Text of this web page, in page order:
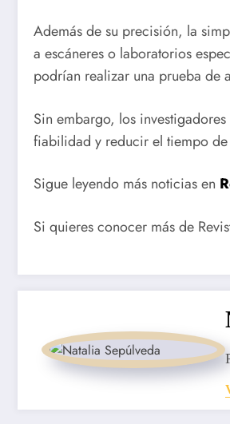
Además de su precisión, la
a escáneres o laboratorios
podrían realizar una prueba de
Sin embargo, los
fiabilidad y reducir el tiempo de
Sigue leyendo más noticias en
Si quieres conocer más de